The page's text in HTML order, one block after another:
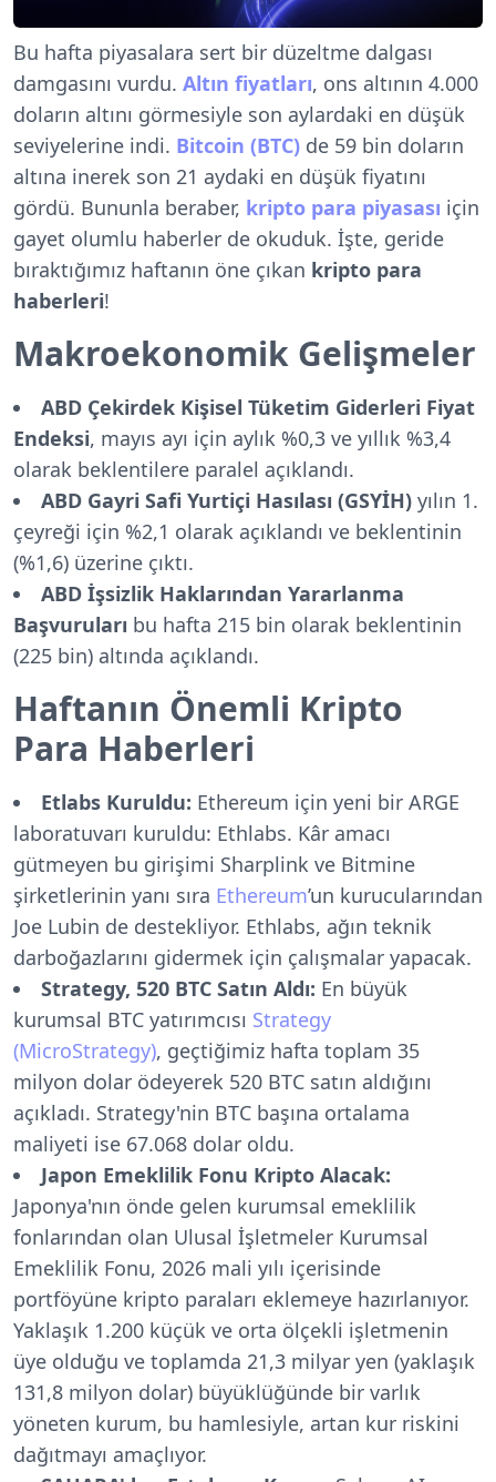
Bu hafta piyasalara sert bir düzeltme dalgası
damgasını vurdu. Altın fiyatları, ons altının 4.000
doların altını görmesiyle son aylardaki en düşük
seviyelerine indi. Bitcoin (BTC) de 59 bin doların
altına inerek son 21 aydaki en düşük fiyatını
gördü. Bununla beraber, kripto para piyasası için
gayet olumlu haberler de okuduk. İşte, geride
bıraktığımız haftanın öne çıkan kripto para
haberleri!
Makroekonomik Gelişmeler
ABD Çekirdek Kişisel Tüketim Giderleri Fiyat
Endeksi, mayıs ayı için aylık %0,3 ve yıllık %3,4
olarak beklentilere paralel açıklandı.
ABD Gayri Safi Yurtiçi Hasılası (GSYİH) yılın 1.
çeyreği için %2,1 olarak açıklandı ve beklentinin
(%1,6) üzerine çıktı.
ABD İşsizlik Haklarından Yararlanma
Başvuruları bu hafta 215 bin olarak beklentinin
(225 bin) altında açıklandı.
Haftanın Önemli Kripto
Para Haberleri
Etlabs Kuruldu: Ethereum için yeni bir ARGE
laboratuvarı kuruldu: Ethlabs. Kâr amacı
gütmeyen bu girişimi Sharplink ve Bitmine
şirketlerinin yanı sıra Ethereum’un kurucularından
Joe Lubin de destekliyor. Ethlabs, ağın teknik
darboğazlarını gidermek için çalışmalar yapacak.
Strategy, 520 BTC Satın Aldı: En büyük
kurumsal BTC yatırımcısı Strategy
(MicroStrategy), geçtiğimiz hafta toplam 35
milyon dolar ödeyerek 520 BTC satın aldığını
açıkladı. Strategy'nin BTC başına ortalama
maliyeti ise 67.068 dolar oldu.
Japon Emeklilik Fonu Kripto Alacak:
Japonya'nın önde gelen kurumsal emeklilik
fonlarından olan Ulusal İşletmeler Kurumsal
Emeklilik Fonu, 2026 mali yılı içerisinde
portföyüne kripto paraları eklemeye hazırlanıyor.
Yaklaşık 1.200 küçük ve orta ölçekli işletmenin
üye olduğu ve toplamda 21,3 milyar yen (yaklaşık
131,8 milyon dolar) büyüklüğünde bir varlık
yöneten kurum, bu hamlesiyle, artan kur riskini
dağıtmayı amaçlıyor.